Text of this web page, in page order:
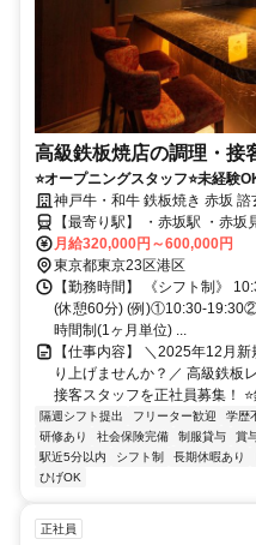
高級鉄板焼店の調理・接
⭐オープニングスタッフ⭐未経験
神戸牛・和牛 鉄板焼き 赤坂 諮
【最寄り駅】 ・赤坂駅 ・赤
月給320,000円～600,000円
東京都東京23区港区
【勤務時間】 《シフト制》
(休憩60分) (例)①10:30-
時間制(1ヶ月単位) ...
【仕事内容】 ＼2025年12月
り上げませんか？／ 高級鉄板
接客スタッフを正社員募集！ ⭐
隔週シフト提出 フリーター歓迎 学歴
研修あり
社会保険完備 制服貸与 賞
駅近5分以内
シフト制 長期休暇あり
ひげOK
正社員